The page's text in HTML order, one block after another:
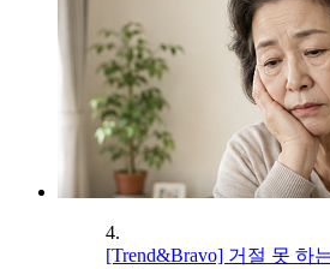
4.
[Trend&Bravo] 거절 못 하